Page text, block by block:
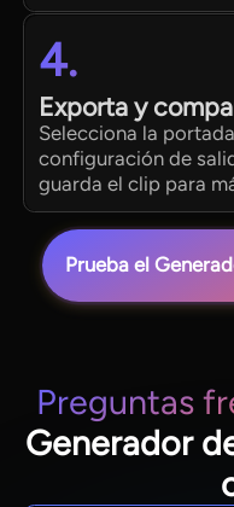
4.
Exporta y
Selecciona la
configuración de
guarda el clip para
Prueba el
Preguntas
Generador